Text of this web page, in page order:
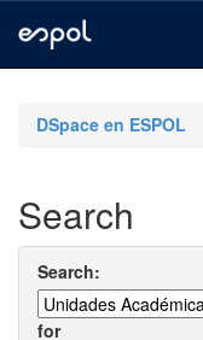
navigationDSpace en ESPOL
Search
Search:
for